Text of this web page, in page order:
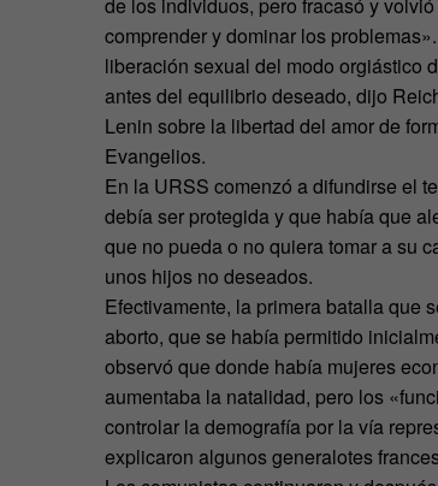
comprender y dominar los
liberación sexual del modo orgiástico
antes del equilibrio deseado, dijo
Lenin sobre la libertad del amor de
Evangelios.
En la URSS comenzó a difundirse el
debía ser protegida y que había que
que no pueda o no quiera tomar a su
unos hijos no deseados.
Efectivamente, la primera batalla que
aborto, que se había permitido
observó que donde había mujeres
aumentaba la natalidad, pero los
controlar la demografía por la vía
explicaron algunos generalotes